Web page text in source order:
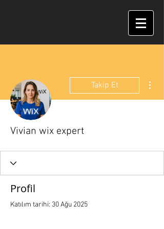
Takip Et
Vivian wix expert
Profil
Katılım tarihi: 30 Ağu 2025